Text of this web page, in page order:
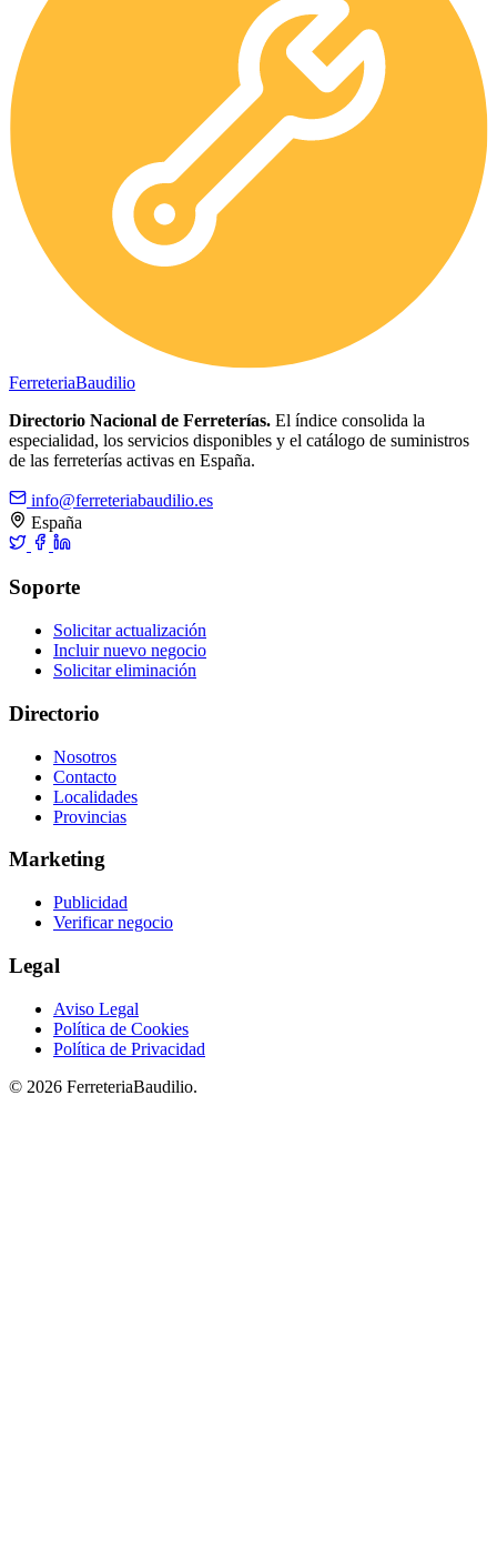
FerreteriaBaudilio
Directorio Nacional de Ferreterías. El índice consolida la
especialidad, los servicios disponibles y el catálogo de suministros
de las ferreterías activas en España.
info@ferreteriabaudilio.es
España
Soporte
Solicitar actualización
Incluir nuevo negocio
Solicitar eliminación
Directorio
Nosotros
Contacto
Localidades
Provincias
Marketing
Publicidad
Verificar negocio
Legal
Aviso Legal
Política de Cookies
Política de Privacidad
© 2026 FerreteriaBaudilio.